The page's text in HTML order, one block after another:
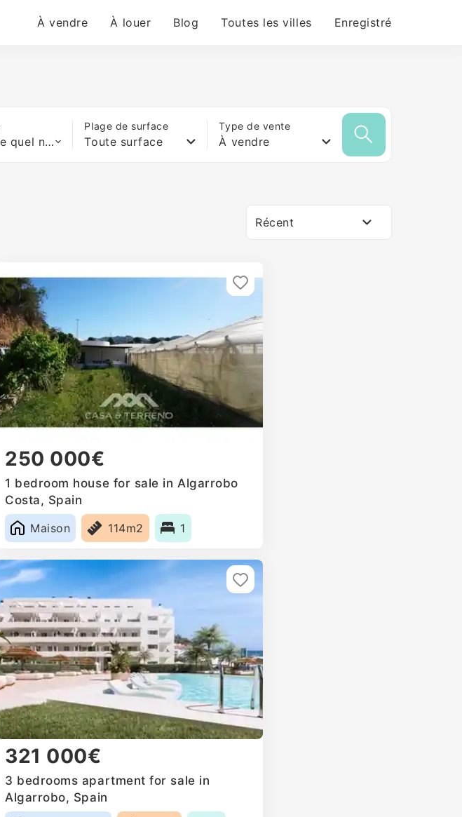
À vendre À louer Blog Toutes les villes Enregistré
N'importe quel nombre de lits
Plage de surface
Toute surface
Type de vente
À vendre
Récent
250 000€
1 bedroom house for sale in Algarrobo
Costa, Spain
Maison
114m2 1
321 000€
3 bedrooms apartment for sale in
Algarrobo, Spain